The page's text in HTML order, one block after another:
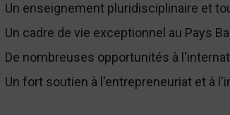
Un enseignement pluridisciplinaire et
Un cadre de vie exceptionnel au Pays
De nombreuses opportunités à
Un fort soutien à l'entrepreneuriat et à